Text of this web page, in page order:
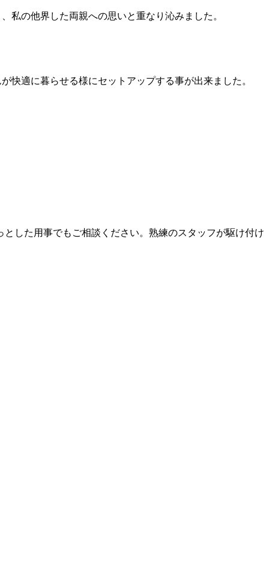
私の他界した両親への思いと重なり沁みました。
快適に暮らせる様にセットアップする事が出来ました。
した用事でもご相談ください。熟練のスタッフが駆け付け